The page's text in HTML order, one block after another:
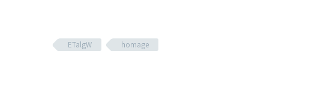
ETalgW homage